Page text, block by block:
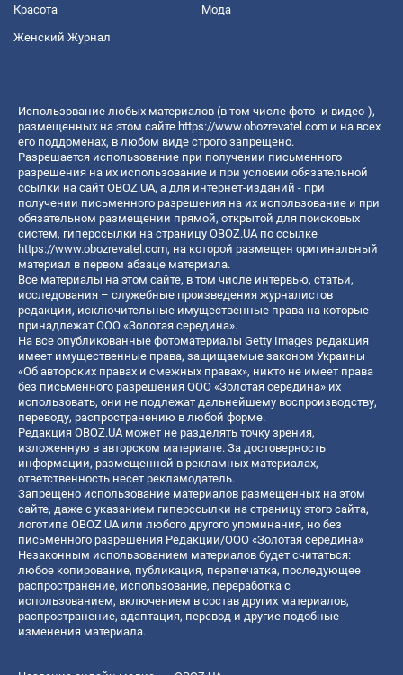
Красота Мода
Женский Журнал
Использование любых материалов (в том числе фото- и видео-),
размещенных на этом сайте https://www.obozrevatel.com и на всех
его поддоменах, в любом виде строго запрещено.
Разрешается использование при получении письменного
разрешения на их использование и при условии обязательной
ссылки на сайт OBOZ.UA, а для интернет-изданий - при
получении письменного разрешения на их использование и при
обязательном размещении прямой, открытой для поисковых
систем, гиперссылки на страницу OBOZ.UA по ссылке
https://www.obozrevatel.com, на которой размещен оригинальный
материал в первом абзаце материала.
Все материалы на этом сайте, в том числе интервью, статьи,
исследования – служебные произведения журналистов
редакции, исключительные имущественные права на которые
принадлежат ООО «Золотая середина».
На все опубликованные фотоматериалы Getty Images редакция
имеет имущественные права, защищаемые законом Украины
«Об авторских правах и смежных правах», никто не имеет права
без письменного разрешения ООО «Золотая середина» их
использовать, они не подлежат дальнейшему воспроизводству,
переводу, распространению в любой форме.
Редакция OBOZ.UA может не разделять точку зрения,
изложенную в авторском материале. За достоверность
информации, размещенной в рекламных материалах,
ответственность несет рекламодатель.
Запрещено использование материалов размещенных на этом
сайте, даже с указанием гиперссылки на страницу этого сайта,
логотипа OBOZ.UA или любого другого упоминания, но без
письменного разрешения Редакции/ООО «Золотая середина»
Незаконным использованием материалов будет считаться:
любое копирование, публикация, перепечатка, последующее
распространение, использование, переработка с
использованием, включением в состав других материалов,
распространение, адаптация, перевод и другие подобные
изменения материала.